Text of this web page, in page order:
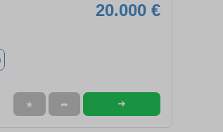
20.000 €
★ ➦ ➜